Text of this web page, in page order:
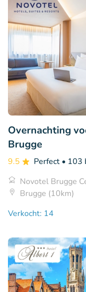
Overnachting
Brugge
9.5 Perfect • 103
Novotel Brugge
Brugge (10km)
Verkocht: 14